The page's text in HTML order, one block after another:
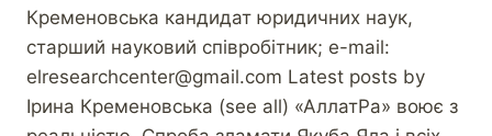
Кременовська кандидат юридичних наук,
старший науковий співробітник; e-mail:
elresearchcenter@gmail.com Latest posts by
Ірина Кременовська (see all) «АллатРа» воює з